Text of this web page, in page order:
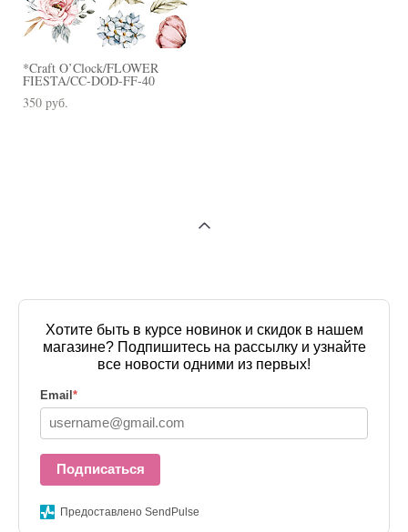
*Craft O’Clock/FLOWER
FIESTA/CC-DOD-FF-40
350 pуб.
Хотите быть в курсе новинок и скидок в нашем
магазине? Подпишитесь на рассылку и узнайте
все новости одними из первых!
Email*
Подписаться
Предоставлено SendPulse